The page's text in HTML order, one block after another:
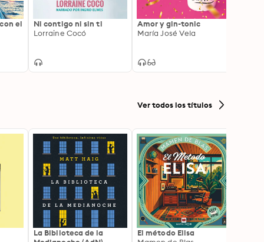
el
Ni contigo ni sin ti
Lorraine Cocó
Amor y gin-tonic
María José Vela
Ver todos los títulos
La Biblioteca de la
El método Elisa